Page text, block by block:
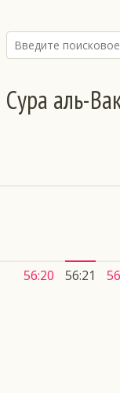
Сура аль-
56:20 56:21